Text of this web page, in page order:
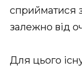
сприйматися
залежно від
Для цього